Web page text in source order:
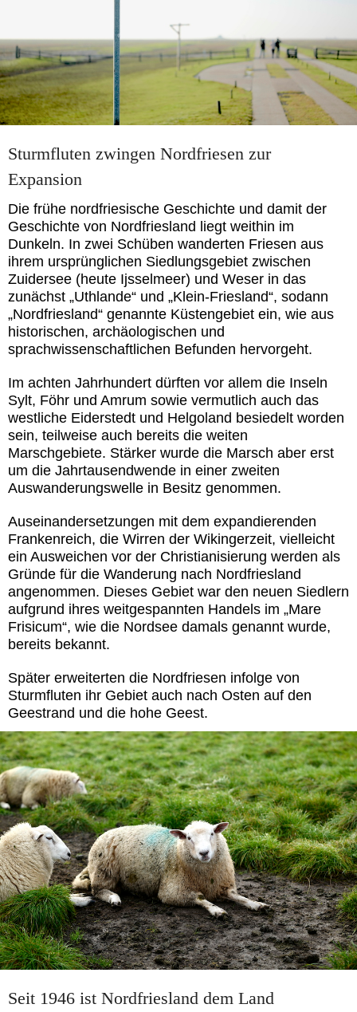
Sturmfluten zwingen Nordfriesen zur
Expansion
Die frühe nordfriesische Geschichte und damit der
Geschichte von Nordfriesland liegt weithin im
Dunkeln. In zwei Schüben wanderten Friesen aus
ihrem ursprünglichen Siedlungsgebiet zwischen
Zuidersee (heute Ijsselmeer) und Weser in das
zunächst „Uthlande“ und „Klein-Friesland“, sodann
„Nordfriesland“ genannte Küstengebiet ein, wie aus
historischen, archäologischen und
sprachwissenschaftlichen Befunden hervorgeht.
Im achten Jahrhundert dürften vor allem die Inseln
Sylt, Föhr und Amrum sowie vermutlich auch das
westliche Eiderstedt und Helgoland besiedelt worden
sein, teilweise auch bereits die weiten
Marschgebiete. Stärker wurde die Marsch aber erst
um die Jahrtausendwende in einer zweiten
Auswanderungswelle in Besitz genommen.
Auseinandersetzungen mit dem expandierenden
Frankenreich, die Wirren der Wikingerzeit, vielleicht
ein Ausweichen vor der Christianisierung werden als
Gründe für die Wanderung nach Nordfriesland
angenommen. Dieses Gebiet war den neuen Siedlern
aufgrund ihres weitgespannten Handels im „Mare
Frisicum“, wie die Nordsee damals genannt wurde,
bereits bekannt.
Später erweiterten die Nordfriesen infolge von
Sturmfluten ihr Gebiet auch nach Osten auf den
Geestrand und die hohe Geest.
Seit 1946 ist Nordfriesland dem Land